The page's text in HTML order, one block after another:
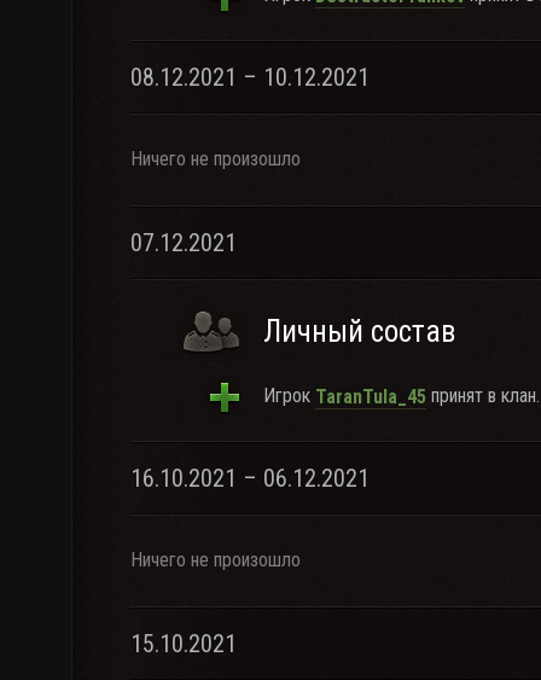
08.12.2021 – 10.12.2021
Ничего не произошло
07.12.2021
Личный состав
Игрок TaranTula_45 принят в клан.
16.10.2021 – 06.12.2021
Ничего не произошло
15.10.2021